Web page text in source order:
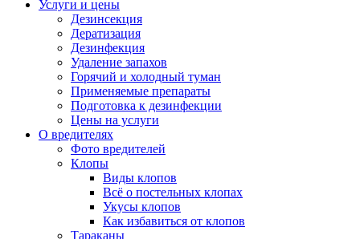
Услуги и цены
Дезинсекция
Дератизация
Дезинфекция
Удаление запахов
Горячий и холодный туман
Применяемые препараты
Подготовка к дезинфекции
Цены на услуги
О вредителях
Фото вредителей
Клопы
Виды клопов
Всё о постельных клопах
Укусы клопов
Как избавиться от клопов
Тараканы